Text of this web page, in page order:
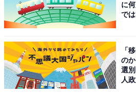
織田裕二、岸谷五朗、古谷一行
開の俳優陣の登場に会場が沸いた
に
で
「
の
選
人